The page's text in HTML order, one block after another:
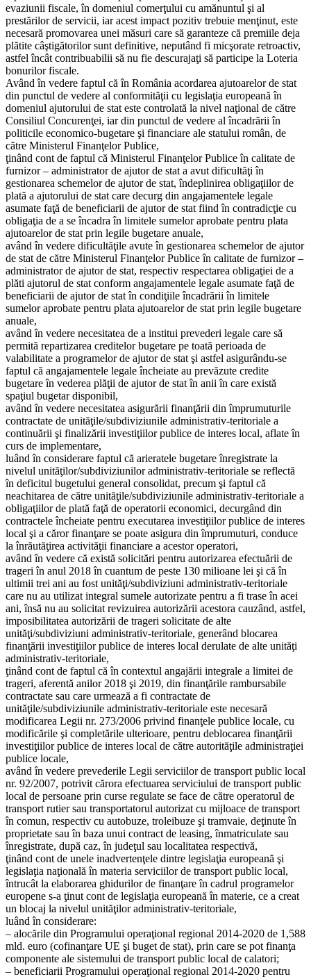
evaziunii fiscale, în domeniul comerţului cu amănuntul şi al
prestărilor de servicii, iar acest impact pozitiv trebuie menţinut, este
necesară promovarea unei măsuri care să garanteze că premiile deja
plătite câştigătorilor sunt definitive, neputând fi micşorate retroactiv,
astfel încât contribuabilii să nu fie descurajaţi să participe la Loteria
bonurilor fiscale.
Având în vedere faptul că în România acordarea ajutoarelor de stat
din punctul de vedere al conformităţii cu legislaţia europeană în
domeniul ajutorului de stat este controlată la nivel naţional de către
Consiliul Concurenţei, iar din punctul de vedere al încadrării în
politicile economico-bugetare şi financiare ale statului român, de
către Ministerul Finanţelor Publice,
ţinând cont de faptul că Ministerul Finanţelor Publice în calitate de
furnizor – administrator de ajutor de stat a avut dificultăţi în
gestionarea schemelor de ajutor de stat, îndeplinirea obligaţiilor de
plată a ajutorului de stat care decurg din angajamentele legale
asumate faţă de beneficiarii de ajutor de stat fiind în contradicţie cu
obligaţia de a se încadra în limitele sumelor aprobate pentru plata
ajutoarelor de stat prin legile bugetare anuale,
având în vedere dificultăţile avute în gestionarea schemelor de ajutor
de stat de către Ministerul Finanţelor Publice în calitate de furnizor –
administrator de ajutor de stat, respectiv respectarea obligaţiei de a
plăti ajutorul de stat conform angajamentele legale asumate faţă de
beneficiarii de ajutor de stat în condiţiile încadrării în limitele
sumelor aprobate pentru plata ajutoarelor de stat prin legile bugetare
anuale,
având în vedere necesitatea de a institui prevederi legale care să
permită repartizarea creditelor bugetare pe toată perioada de
valabilitate a programelor de ajutor de stat şi astfel asigurându-se
faptul că angajamentele legale încheiate au prevăzute credite
bugetare în vederea plăţii de ajutor de stat în anii în care există
spaţiul bugetar disponibil,
având în vedere necesitatea asigurării finanţării din împrumuturile
contractate de unităţile/subdiviziunile administrativ-teritoriale a
continuării şi finalizării investiţiilor publice de interes local, aflate în
curs de implementare,
luând în considerare faptul că arieratele bugetare înregistrate la
nivelul unităţilor/subdiviziunilor administrativ-teritoriale se reflectă
în deficitul bugetului general consolidat, precum şi faptul că
neachitarea de către unităţile/subdiviziunile administrativ-teritoriale a
obligaţiilor de plată faţă de operatorii economici, decurgând din
contractele încheiate pentru executarea investiţiilor publice de interes
local şi a căror finanţare se poate asigura din împrumuturi, conduce
la înrăutăţirea activităţii financiare a acestor operatori,
având în vedere că există solicitări pentru autorizarea efectuării de
trageri în anul 2018 în cuantum de peste 130 milioane lei şi că în
ultimii trei ani au fost unităţi/subdiviziuni administrativ-teritoriale
care nu au utilizat integral sumele autorizate pentru a fi trase în acei
ani, însă nu au solicitat revizuirea autorizării acestora cauzând, astfel,
imposibilitatea autorizării de trageri solicitate de alte
unităţi/subdiviziuni administrativ-teritoriale, generând blocarea
finanţării investiţiilor publice de interes local derulate de alte unităţi
administrativ-teritoriale,
ţinând cont de faptul că în contextul angajării integrale a limitei de
trageri, aferentă anilor 2018 şi 2019, din finanţările rambursabile
contractate sau care urmează a fi contractate de
unităţile/subdiviziunile administrativ-teritoriale este necesară
modificarea Legii nr. 273/2006 privind finanţele publice locale, cu
modificările şi completările ulterioare, pentru deblocarea finanţării
investiţiilor publice de interes local de către autorităţile administraţiei
publice locale,
având în vedere prevederile Legii serviciilor de transport public local
nr. 92/2007, potrivit cărora efectuarea serviciului de transport public
local de persoane prin curse regulate se face de către operatorul de
transport rutier sau transportatorul autorizat cu mijloace de transport
în comun, respectiv cu autobuze, troleibuze şi tramvaie, deţinute în
proprietate sau în baza unui contract de leasing, înmatriculate sau
înregistrate, după caz, în judeţul sau localitatea respectivă,
ţinând cont de unele inadvertenţele dintre legislaţia europeană şi
legislaţia naţională în materia serviciilor de transport public local,
întrucât la elaborarea ghidurilor de finanţare în cadrul programelor
europene s-a ţinut cont de legislaţia europeană în materie, ce a creat
un blocaj la nivelul unităţilor administrativ-teritoriale,
luând în considerare:
– alocările din Programului operaţional regional 2014-2020 de 1,588
mld. euro (cofinanţare UE şi buget de stat), prin care se pot finanţa
componente ale sistemului de transport public local de calatori;
– beneficiarii Programului operaţional regional 2014-2020 pentru